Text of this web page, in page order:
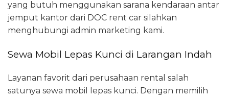
yang butuh menggunakan sarana kendaraan antar
jemput kantor dari DOC rent car silahkan
menghubungi admin marketing kami.
Sewa Mobil Lepas Kunci di Larangan Indah
Layanan favorit dari perusahaan rental salah
satunya sewa mobil lepas kunci. Dengan memilih